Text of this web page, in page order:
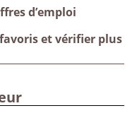
d’emploi
et vérifier plus